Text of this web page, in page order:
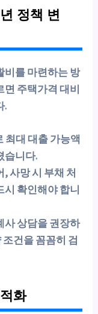
정책 변
비를 마련하는 방
면 주택가격 대비
.
최대 대출 가능액
습니다.
사망 시 부채 처
시 확인해야 합니
사 상담을 권장하
건을 꼼꼼히 검
화